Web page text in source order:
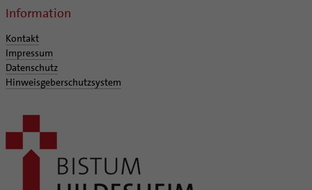
Information
Kontakt
Impressum
Datenschutz
Hinweisgeberschutzsystem